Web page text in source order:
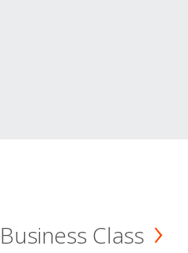
Business Class